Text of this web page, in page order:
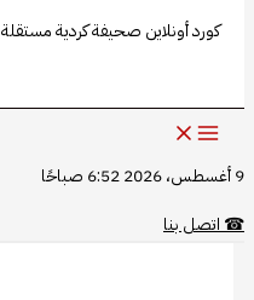
كورد أونلاين صحيفة كردية مستقلة
9 أغسطس، 2026 6:52 صباحًا
☎اتصل بنا